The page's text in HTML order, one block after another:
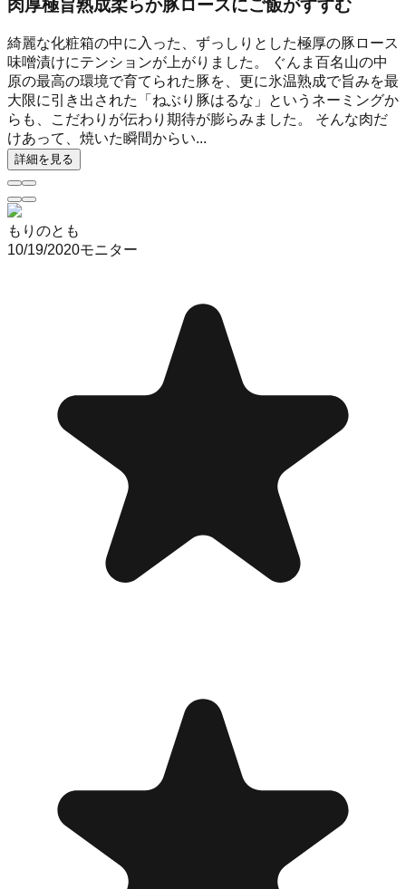
肉厚極旨熟成柔らか豚ロースにご飯がすすむ
綺麗な化粧箱の中に入った、ずっしりとした極厚の豚ロース
味噌漬けにテンションが上がりました。 ぐんま百名山の中
原の最高の環境で育てられた豚を、更に氷温熟成で旨みを最
大限に引き出された「ねぶり豚はるな」というネーミングか
らも、こだわりが伝わり期待が膨らみました。 そんな肉だ
けあって、焼いた瞬間からい...
詳細を見る
もりのとも
10/19/2020モニター